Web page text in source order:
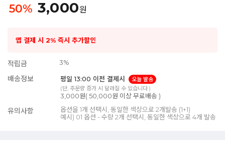
50% 3,000원
앱 결제 시 2% 즉시 추가할인
적립금 3%
배송정보 평일 13:00 이전 결제시
오늘 발송
(단, 주문량 증가 시 달라질 수 있습니다.)
3,000원( 50,000원 이상 무료배송 )
유의사항
옵션을 1개 선택시, 동일한 색상으로 2개발송 (1+1)
예시) 01 옵션 - 수량 2개 선택시, 동일한 색상으로 4개 발송